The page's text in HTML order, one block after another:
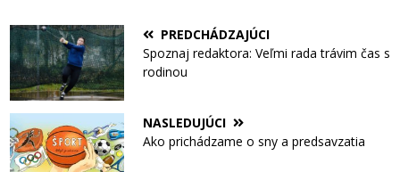
PREDCHÁDZAJÚCI
Spoznaj redaktora: Veľmi rada trávim čas s
rodinou
NASLEDUJÚCI
Ako prichádzame o sny a predsavzatia